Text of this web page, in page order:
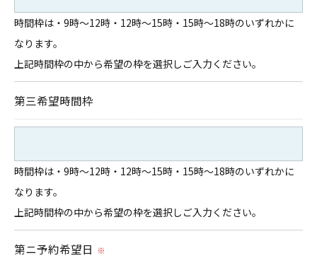
きにつきましては、お電話でお問合せ下さい。
時間枠は・9時～12時・12時～15時・15時～18時のいずれかに
なります。
上記時間枠の中から希望の枠を選択しご入力ください。
第三希望時間枠
時間枠は・9時～12時・12時～15時・15時～18時のいずれかに
なります。
上記時間枠の中から希望の枠を選択しご入力ください。
第ニ予約希望日 ※